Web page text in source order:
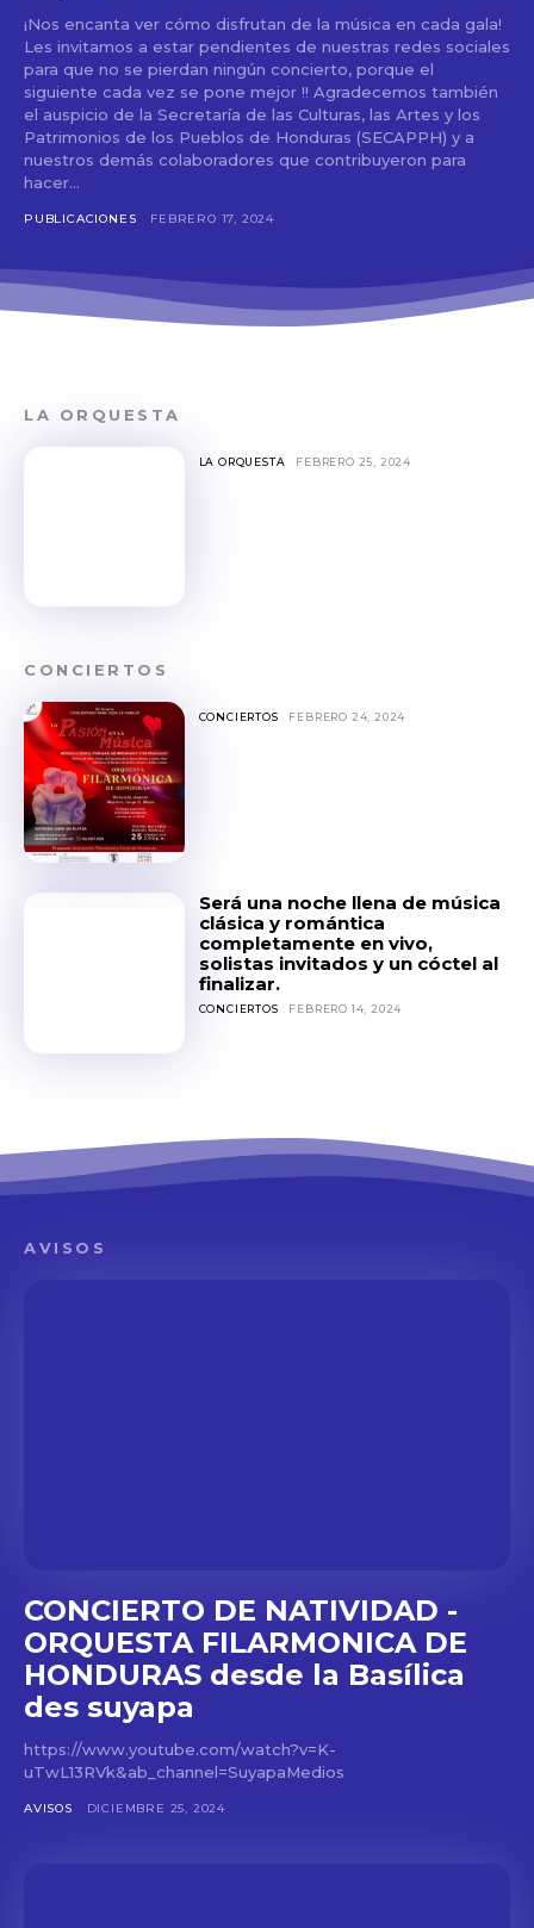
to stay in the loop.
¡Nos encanta ver cómo disfrutan de la música en cada gala!
Les invitamos a estar pendientes de nuestras redes sociales
para que no se pierdan ningún concierto, porque el
siguiente cada vez se pone mejor !! Agradecemos también
el auspicio de la Secretaría de las Culturas, las Artes y los
Patrimonios de los Pueblos de Honduras (SECAPPH) y a
nuestros demás colaboradores que contribuyeron para
hacer...
PUBLICACIONES FEBRERO 17, 2024
LA ORQUESTA
LA ORQUESTA FEBRERO 25, 2024
CONCIERTOS
CONCIERTOS FEBRERO 24, 2024
Será una noche llena de música
clásica y romántica
completamente en vivo,
solistas invitados y un cóctel al
finalizar.
CONCIERTOS FEBRERO 14, 2024
AVISOS
CONCIERTO DE NATIVIDAD -
ORQUESTA FILARMONICA DE
HONDURAS desde la Basílica
des suyapa
https://www.youtube.com/watch?v=K-
uTwL13RVk&ab_channel=SuyapaMedios
AVISOS DICIEMBRE 25, 2024